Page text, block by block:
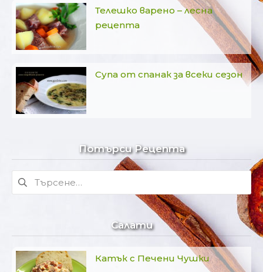
Телешко варено – лесна
рецепта
Супа от спанак за всеки сезон
Потърси Рецепта
Търсене
за:
Салати
Катък с Печени Чушки